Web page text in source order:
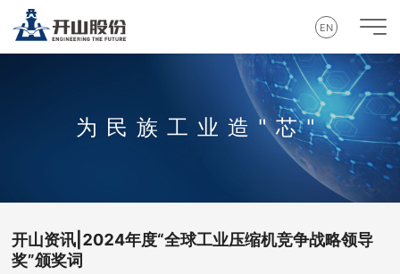
EN
为民族工业造"芯"
开山资讯|2024年度“全球工业压缩机竞争战略领导
奖”颁奖词